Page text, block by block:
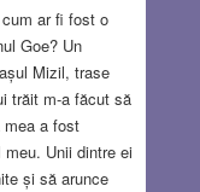
ar fi fost o
Goe? Un
Mizil, trase
trăit m-a făcut să
a fost
Unii dintre ei
și să arunce